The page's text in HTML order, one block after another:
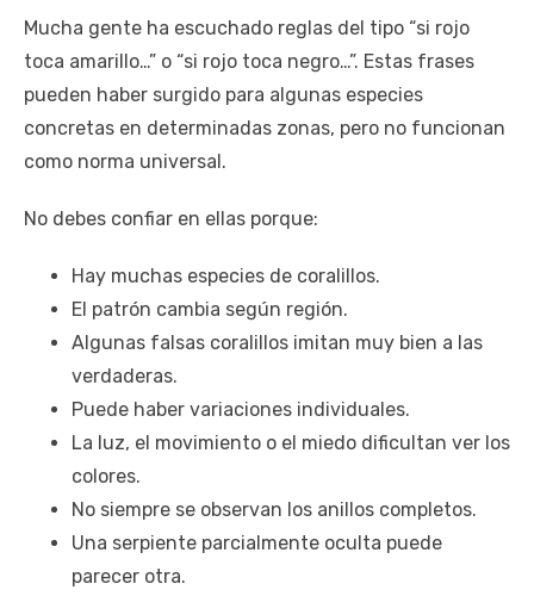
Mucha gente ha escuchado reglas del tipo “si rojo
toca amarillo…” o “si rojo toca negro…”. Estas frases
pueden haber surgido para algunas especies
concretas en determinadas zonas, pero no funcionan
como norma universal.
No debes confiar en ellas porque:
Hay muchas especies de coralillos.
El patrón cambia según región.
Algunas falsas coralillos imitan muy bien a las
verdaderas.
Puede haber variaciones individuales.
La luz, el movimiento o el miedo dificultan ver los
colores.
No siempre se observan los anillos completos.
Una serpiente parcialmente oculta puede
parecer otra.